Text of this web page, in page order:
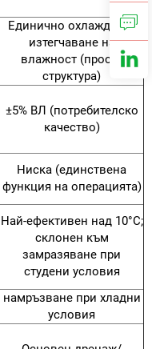
Единично охлаждане/
изтегчаване на
влажност (проста
структура)
±5% ВЛ (потребителско
качество)
Ниска (единствена
функция на операцията)
Най-ефективен над 10°C;
склонен към
замразяване при
студени условия
намръзване при хладни
условия